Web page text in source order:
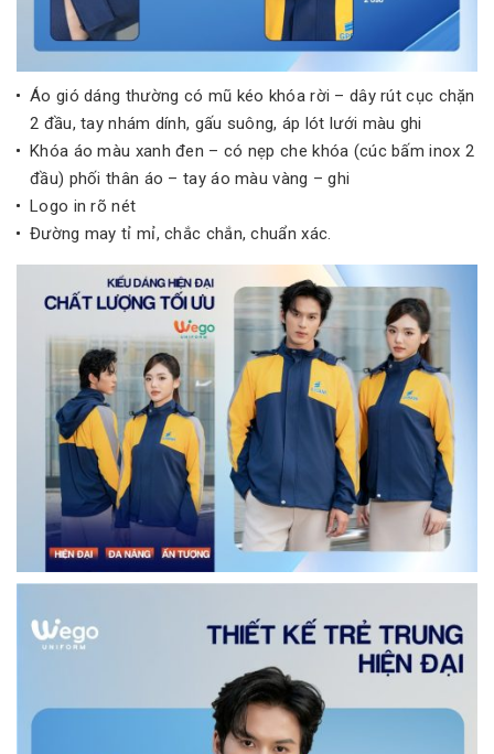
Áo gió dáng thường có mũ kéo khóa rời – dây rút cục chặn
2 đầu, tay nhám dính, gấu suông, áp lót lưới màu ghi
Khóa áo màu xanh đen – có nẹp che khóa (cúc bấm inox 2
đầu) phối thân áo – tay áo màu vàng – ghi
Logo in rõ nét
Đường may tỉ mỉ, chắc chắn, chuẩn xác.